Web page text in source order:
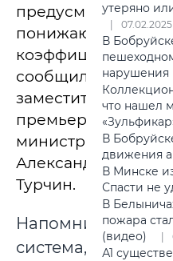
предусмотрен
понижающий
коэффициент,
сообщил
заместитель
премьер-
министра
Александр
Турчин.
Напомним,
система,
утеряно
07.02.2025
В
нарушения
что нашел
В
движения
В Минске
Спасти не
В
пожара
(видео)
А1